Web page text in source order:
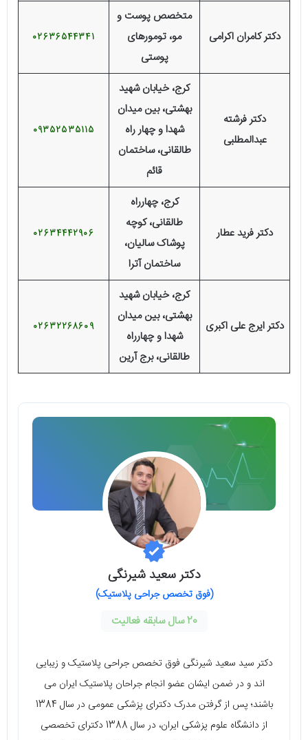
دکتر کامران اکرامی
متخصص پوست و
مو، تومورهای
پوستی
02636544341
دکتر فرشته
عبدالمطلبی
کرج، خیابان شهید
بهشتی، بین میدان
شهدا و چهار راه
طالقانی، ساختمان
قائم
09352535115
دکتر فرید عطار
کرج، چهارراه
طالقانی، کوچه
پوشاک سالیان،
ساختمان آترا
02634442906
دکتر ایرج علی اکبری
کرج، خیابان شهید
بهشتی، بین میدان
شهدا و چهارراه
طالقانی، برج آرین
02632268609
دکتر سعید شیرنگی
(فوق تخصص جراحی پلاستیک)
20 سال سابقه فعالیت
دکتر سید سعید شیرنگی فوق تخصص جراحی پلاستیک و زیبایی
اند و در ضمن ایشان عضو انجام جراحان پلاستیک ایران می
باشند؛ پس از گرفتن مدرک دکترای پزشکی عمومی در سال 1384
از دانشگاه علوم پزشکی ایران، در سال 1388 دکترای تخصصی